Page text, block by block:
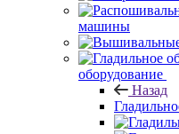
машины
оборудование
Назад